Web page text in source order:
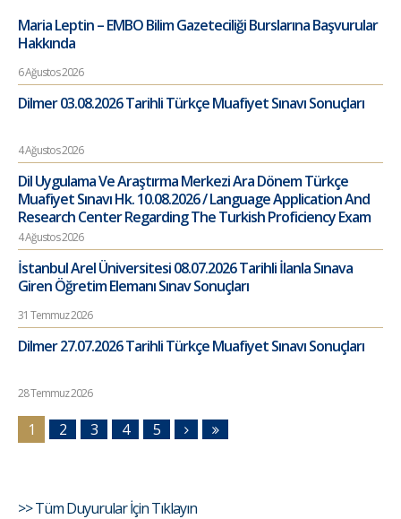
Maria Leptin – EMBO Bilim Gazeteciliği Burslarına Başvurular
Hakkında
6 Ağustos 2026
Dilmer 03.08.2026 Tarihli Türkçe Muafiyet Sınavı Sonuçları
4 Ağustos 2026
Dil Uygulama Ve Araştırma Merkezi Ara Dönem Türkçe
Muafiyet Sınavı Hk. 10.08.2026 / Language Application And
Research Center Regarding The Turkish Proficiency Exam
4 Ağustos 2026
İstanbul Arel Üniversitesi 08.07.2026 Tarihli İlanla Sınava
Giren Öğretim Elemanı Sınav Sonuçları
31 Temmuz 2026
Dilmer 27.07.2026 Tarihli Türkçe Muafiyet Sınavı Sonuçları
28 Temmuz 2026
1 2 3 4 5
>> Tüm Duyurular İçin Tıklayın